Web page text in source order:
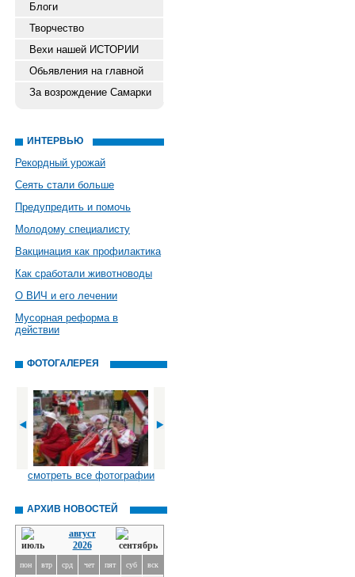
Блоги
Творчество
Вехи нашей ИСТОРИИ
Обьявления на главной
За возрождение Самарки
ИНТЕРВЬЮ
Рекордный урожай
Сеять стали больше
Предупредить и помочь
Молодому специалисту
Вакцинация как профилактика
Как сработали животноводы
О ВИЧ и его лечении
Мусорная реформа в
действии
ФОТОГАЛЕРЕЯ
смотреть все фотографии
АРХИВ НОВОСТЕЙ
август
2026
пон втр срд чет пят суб вск